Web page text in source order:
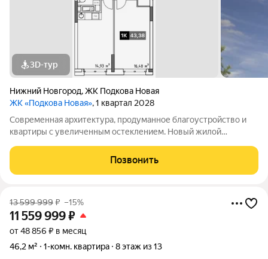
3D-тур
Нижний Новгород,ЖК Подкова Новая
ЖК «Подкова Новая», 1 квартал 2028
Современная архитектура, продуманное благоустройство и
квартиры с увеличенным остеклением. Новый жилой
минутах езды от центра и всего в паре шагов от магазинов и
кафе.Премьерный дом «Подкова
Позвонить
13 599 999₽ –15%
11 559 999₽
от 48 856 ₽ в месяц
46,2 м²
1-комн. квартира 8 этаж из 13